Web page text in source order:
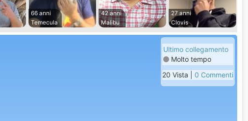
66 anni
Temecula
42 anni
Malibu
27 anni
Clovis
Ultimo collegamento
Molto tempo
20 Vista | 0 Commenti